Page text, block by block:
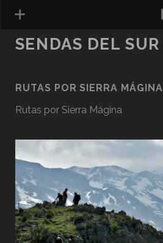
ESPAÑOL
SENDAS DEL SUR
RUTAS POR SIERRA MÁGINA
Rutas por Sierra Mágina